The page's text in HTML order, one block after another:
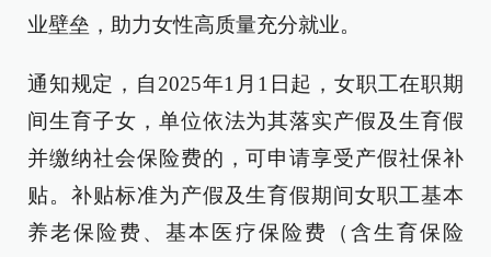
业壁垒，助力女性高质量充分就业。
通知规定，自2025年1月1日起，女职工在职期
间生育子女，单位依法为其落实产假及生育假
并缴纳社会保险费的，可申请享受产假社保补
贴。补贴标准为产假及生育假期间女职工基本
养老保险费、基本医疗保险费（含生育保险